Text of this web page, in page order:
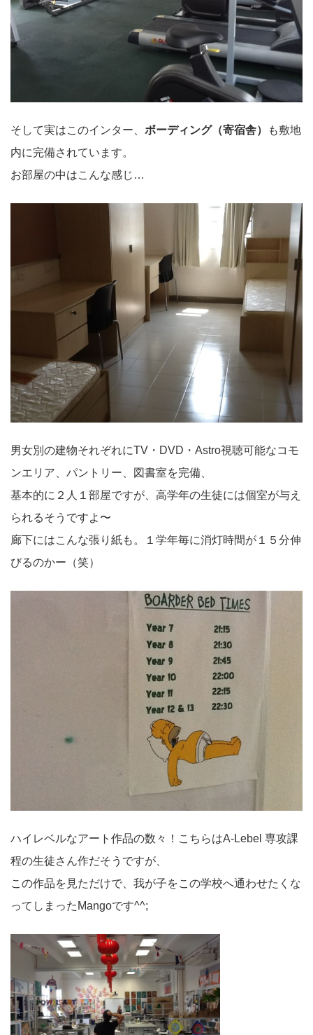
そして実はこのインター、 ボーディング（寄宿舎）
も敷地
内に完備されています。
お部屋の中はこんな感じ…
男女別の建物それぞれにTV・DVD・Astro視聴可能なコモ
ンエリア、パントリー、図書室を完備、
基本的に２人１部屋ですが、高学年の生徒には個室が与え
られるそうですよ〜
廊下にはこんな張り紙も。１学年毎に消灯時間が１５分伸
びるのかー（笑）
ハイレベルなアート作品の数々！こちらはA-Lebel 専攻課
程の生徒さん作だそうですが、
この作品を見ただけで、我が子をこの学校へ通わせたくな
ってしまったMangoです^^;